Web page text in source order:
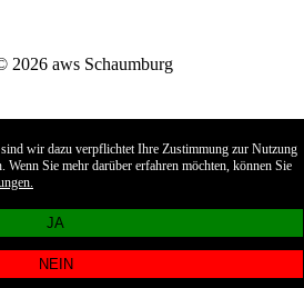
wir dazu verpflichtet Ihre Zustimmung zur Nutzung
Wenn Sie mehr darüber erfahren möchten, können Sie
JA
NEIN
2026 aws Schaumburg